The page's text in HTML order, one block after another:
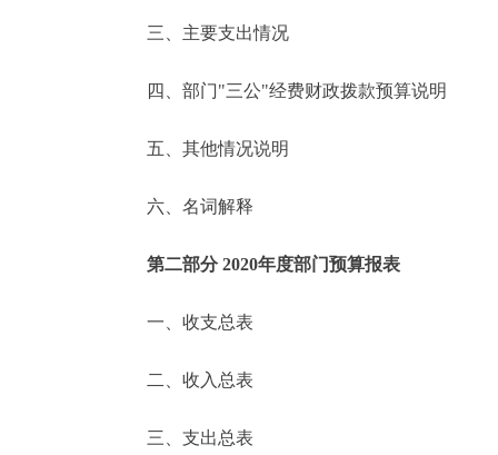
便民服务
中介服务
政民互动
12345网上接诉即办
参与调查
走进北京
三、主要支出情况
四、部门"三公"经费财政拨款预算说明
五、其他情况说明
六、名词解释
第二部分 2020年度部门预算报表
一、收支总表
二、收入总表
三、支出总表